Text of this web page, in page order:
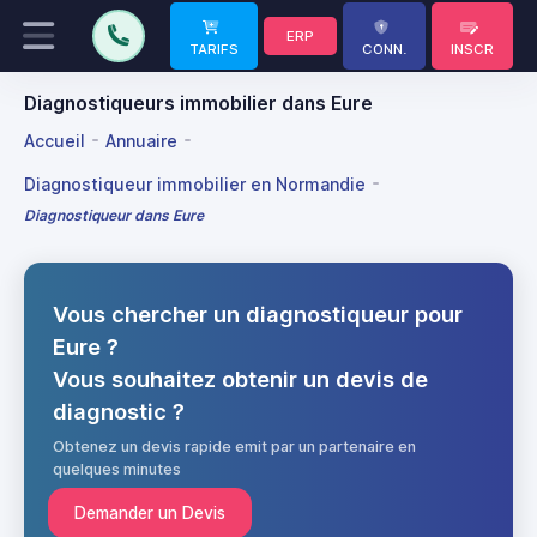
TARIFS
ERP
CONN.
INSCR
Diagnostiqueurs immobilier dans Eure
Accueil Annuaire
Diagnostiqueur immobilier en Normandie
Diagnostiqueur dans Eure
Vous chercher un diagnostiqueur pour
Eure ?
Vous souhaitez obtenir un devis de
diagnostic ?
Obtenez un devis rapide emit par un partenaire en
quelques minutes
Demander un Devis